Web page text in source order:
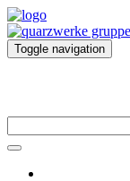
Toggle navigation